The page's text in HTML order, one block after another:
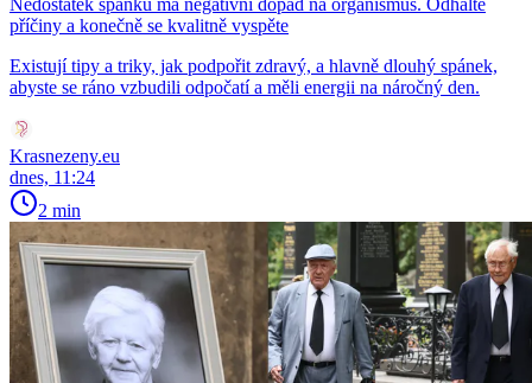
příčiny a konečně se kvalitně vyspěte
Existují tipy a triky, jak podpořit zdravý, a hlavně dlouhý spánek,
abyste se ráno vzbudili odpočatí a měli energii na náročný den.
Krasnezeny.eu
dnes, 11:24
2 min